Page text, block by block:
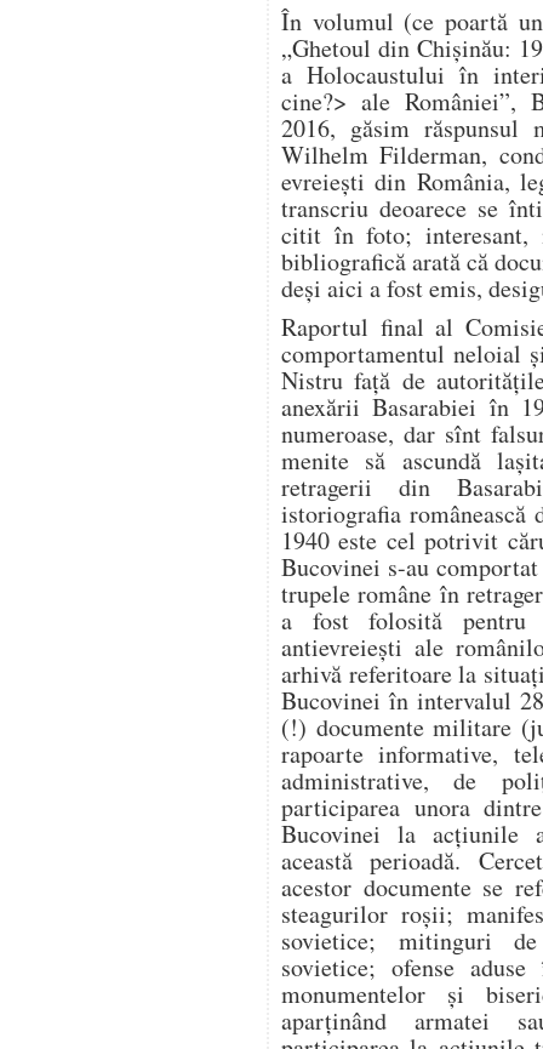
În volumul (ce poartă
„Ghetoul din Chișinău:
a Holocaustului în
cine?> ale României”,
2016, găsim răspunsul
Wilhelm Filderman,
evreiești din România,
transcriu deoarece se
citit în foto; interesant,
bibliografică arată că
deși aici a fost emis,
Raportul final al
comportamentul neloial
Nistru față de
anexării Basarabiei în
numeroase, dar sînt
menite să ascundă
retragerii din
istoriografia
1940 este cel potrivit
Bucovinei s-au
trupele române în
a fost folosită pentru
antievreiești ale
arhivă referitoare la
Bucovinei în intervalul
(!) documente militare
rapoarte informative,
administrative, de
participarea unora
Bucovinei la acțiunile
această perioadă.
acestor documente se
steagurilor roșii;
sovietice; mitinguri
sovietice; ofense
monumentelor și
aparținând armatei